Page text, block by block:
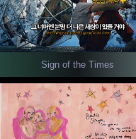
Sign of the Times